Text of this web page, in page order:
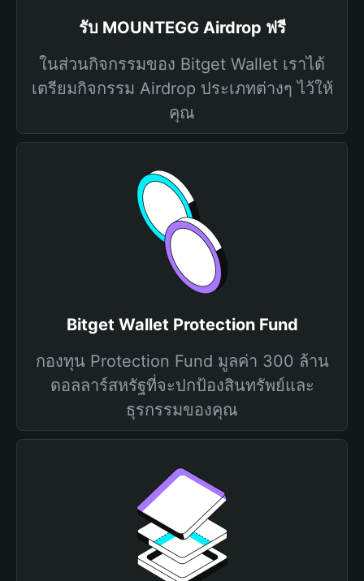
รับ MOUNTEGG Airdrop ฟรี
ในส่วนกิจกรรมของ Bitget Wallet เราได้
เตรียมกิจกรรม Airdrop ประเภทต่างๆ ไว้ให้
คุณ
Bitget Wallet Protection Fund
กองทุน Protection Fund มูลค่า 300 ล้าน
ดอลลาร์สหรัฐที่จะปกป้องสินทรัพย์และ
ธุรกรรมของคุณ